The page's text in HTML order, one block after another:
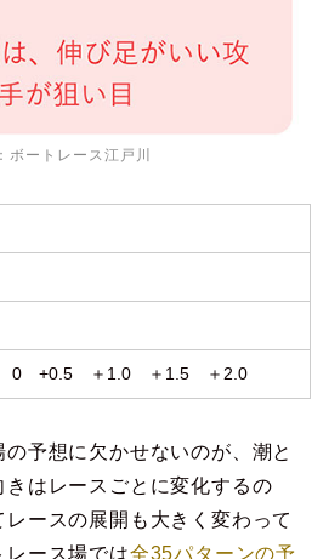
ボートレース江戸川
0 +0.5 ＋1.0 ＋1.5 ＋2.0
予想に欠かせないのが、潮と
きはレースごとに変化するの
ースの展開も大きく変わって
レース場では全35パターンの予